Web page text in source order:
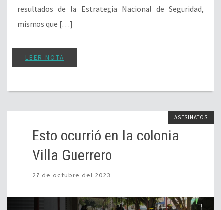
resultados de la Estrategia Nacional de Seguridad,
mismos que […]
LEER NOTA
ASESINATOS
Esto ocurrió en la colonia
Villa Guerrero
27 de octubre del 2023